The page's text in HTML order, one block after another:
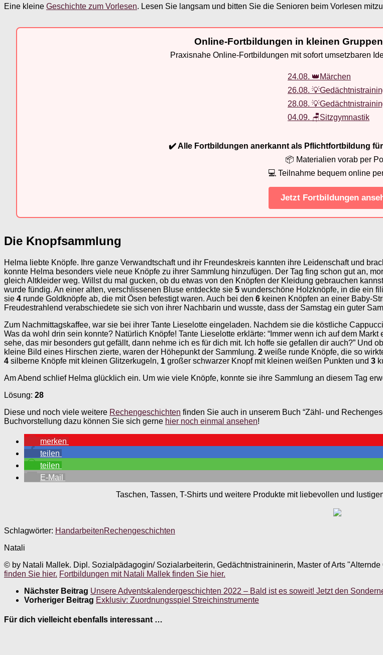
Eine kleine Geschichte zum Vorlesen. Lesen Sie langsam und bitten Sie die Senioren beim Vorlesen
Online-Fortbildungen in kleinen
Praxisnahe Online-Fortbildungen mit sofort umsetzbaren
24.08. 👑Märchen
26.08.
28.08.
04.09. 🪑Sitzgymnastik
✔️ Alle Fortbildungen anerkannt als Pflichtfortbildung
📦 Materialien vorab per
💻 Teilnahme bequem online
Jetzt Fortbildungen
Die Knopfsammlung
Helma liebte Knöpfe. Ihre ganze Verwandtschaft und ihr Freundeskreis kannten ihre Leidenschaft und
konnte Helma besonders viele neue Knöpfe zu ihrer Sammlung hinzufügen. Der Tag fing schon gut an,
gleich Altkleider weg. Willst du mal gucken, ob du etwas von den Knöpfen der Kleidung gebrauchen
wurde fündig. An einer alten, verschlissenen Bluse entdeckte sie 5 wunderschöne Holzknöpfe, in die ein
sie 4 runde Goldknöpfe ab, die mit Ösen befestigt waren. Auch bei den 6 keinen Knöpfen an einer Baby-
Freudestrahlend verabschiedete sie sich von ihrer Nachbarin und wusste, dass der Samstag ein guter
Zum Nachmittagskaffee, war sie bei ihrer Tante Lieselotte eingeladen. Nachdem sie die köstliche
Was da wohl drin sein konnte? Natürlich Knöpfe! Tante Lieselotte erklärte: “Immer wenn ich auf dem
sehe, das mir besonders gut gefällt, dann nehme ich es für dich mit. Ich hoffe sie gefallen dir auch?” Und
kleine Bild eines Hirschen zierte, waren der Höhepunkt der Sammlung. 2 weiße runde Knöpfe, die so
4 silberne Knöpfe mit kleinen Glitzerkugeln, 1 großer schwarzer Knopf mit kleinen weißen Punkten und 3
Am Abend schlief Helma glücklich ein. Um wie viele Knöpfe, konnte sie ihre Sammlung an diesem Tag
Lösung: 28
Diese und noch viele weitere Rechengeschichten finden Sie auch in unserem Buch “Zähl- und
Buchvorstellung dazu können Sie sich gerne hier noch einmal ansehen!
merken
teilen
teilen
E-Mail
Taschen, Tassen, T-Shirts und weitere Produkte mit liebevollen und
Schlagwörter: HandarbeitenRechengeschichten
Natali
© by Natali Mallek. Dipl. Sozialpädagogin/ Sozialarbeiterin, Gedächtnistraininerin, Master of Arts
finden Sie hier. Fortbildungen mit Natali Mallek finden Sie hier.
Nächster Beitrag Unsere Adventskalendergeschichten 2022 – Bald ist es soweit! Jetzt den
Vorheriger Beitrag Exklusiv: Zuordnungsspiel Streichinstrumente
Für dich vielleicht ebenfalls interessant …